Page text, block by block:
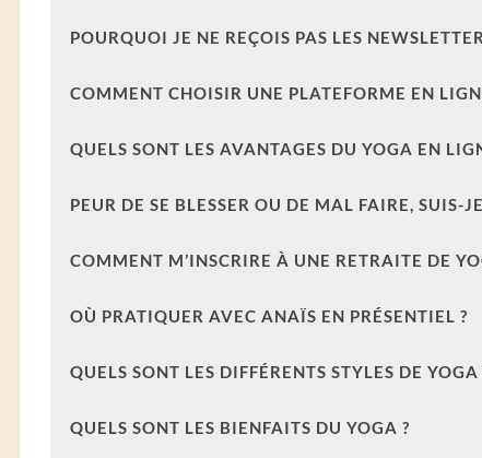
POURQUOI JE NE REÇOIS PAS LES
COMMENT CHOISIR UNE PLATEFORME EN
QUELS SONT LES AVANTAGES DU YOGA EN
PEUR DE SE BLESSER OU DE MAL FAIRE, SUIS-
COMMENT M’INSCRIRE À UNE RETRAITE DE
OÙ PRATIQUER AVEC ANAÏS EN PRÉSENTIEL ?
QUELS SONT LES DIFFÉRENTS STYLES DE YOGA
QUELS SONT LES BIENFAITS DU YOGA ?